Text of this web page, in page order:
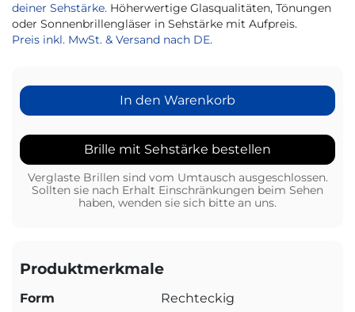
deiner Sehstärke. Höherwertige Glasqualitäten, Tönungen
oder Sonnenbrillengläser in Sehstärke mit Aufpreis.
Preis inkl. MwSt. & Versand nach DE.
In den Warenkorb
Brille mit Sehstärke bestellen
Verglaste Brillen sind vom Umtausch ausgeschlossen.
Sollten sie nach Erhalt Einschränkungen beim Sehen
haben, wenden sie sich bitte an uns.
Produktmerkmale
Form
Rechteckig